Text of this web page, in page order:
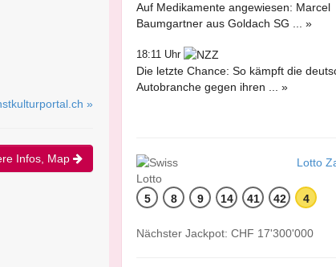
»
Infos, Map
Auf Medikamente angewiesen: Marcel
Baumgartner aus Goldach SG ... »
18:11 Uhr
Die letzte Chance: So kämpft die
Autobranche gegen ihren ... »
Lotto
5 8 9 14 41 42 4
Nächster Jackpot: CHF 17'300'000